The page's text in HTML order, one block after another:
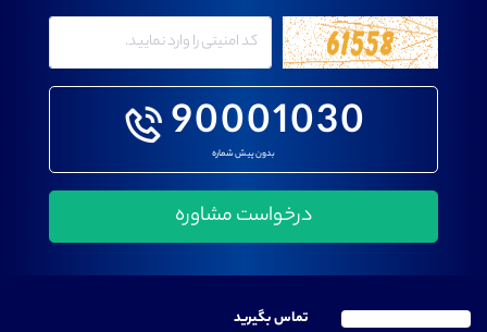
90001030
بدون پیش شماره
تماس بگیرید